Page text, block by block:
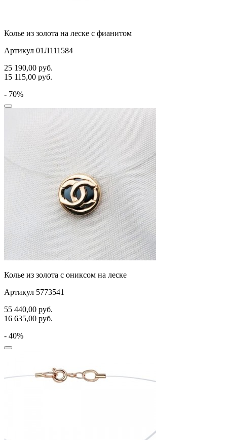
Колье из золота на леске с фианитом
Артикул 01Л111584
25 190,00 руб.
15 115,00 руб.
- 70%
Колье из золота с ониксом на леске
Артикул 5773541
55 440,00 руб.
16 635,00 руб.
- 40%